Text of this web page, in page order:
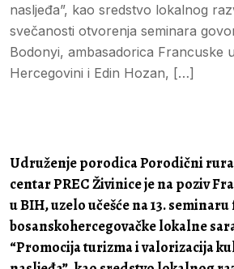
nasljeđa”, kao sredstvo lokalnog
svečanosti otvorenja seminara
Bodonyi, ambasadorica Francuske
Hercegovini i Edin Hozan, […]
Udruženje porodica Porodični
centar PREC Živinice je na poziv
u BIH, uzelo učešće na 13.
bosanskohercegovačke lokalne
“Promocija turizma i valorizacija